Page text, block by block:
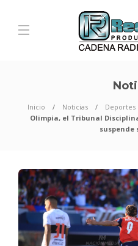
Inicio Noticias Deportes
Olimpia, el Tribunal
suspende